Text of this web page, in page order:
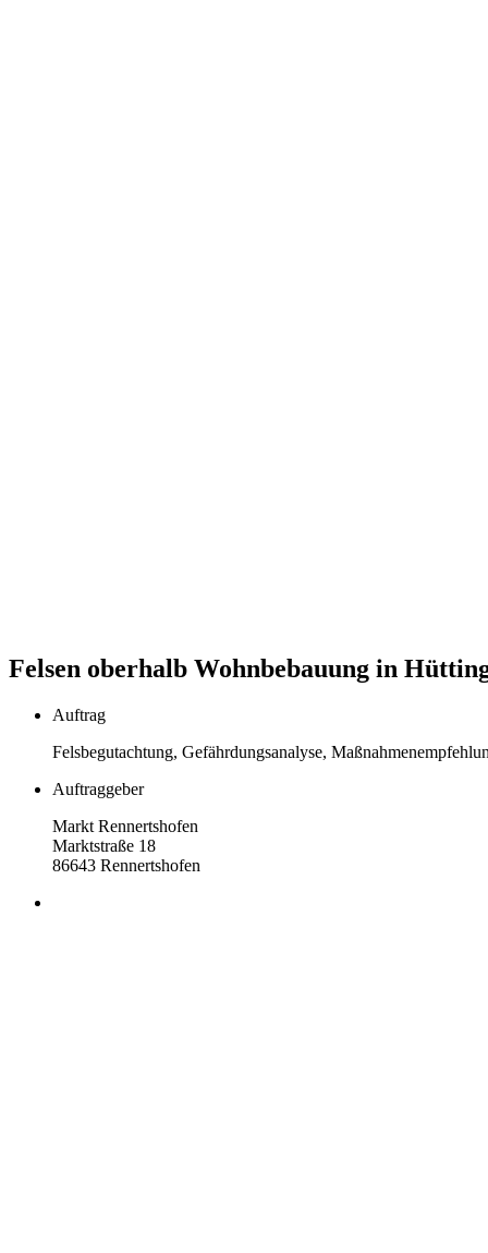
Felsen oberhalb Wohn­bebauung in
Auftrag
Felsbegutachtung, Gefährdungsanalyse,
Auftraggeber
Markt Rennertshofen
Marktstraße 18
86643 Rennertshofen